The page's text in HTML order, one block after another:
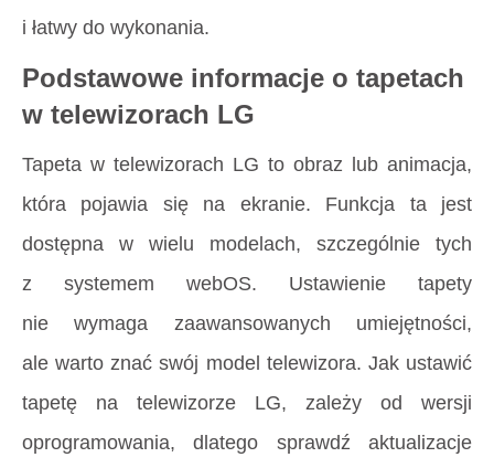
i łatwy do wykonania.
Podstawowe informacje o tapetach
w telewizorach LG
Tapeta w telewizorach LG to obraz lub animacja,
która pojawia się na ekranie. Funkcja ta jest
dostępna w wielu modelach, szczególnie tych
z systemem webOS. Ustawienie tapety
nie wymaga zaawansowanych umiejętności,
ale warto znać swój model telewizora. Jak ustawić
tapetę na telewizorze LG, zależy od wersji
oprogramowania, dlatego sprawdź aktualizacje